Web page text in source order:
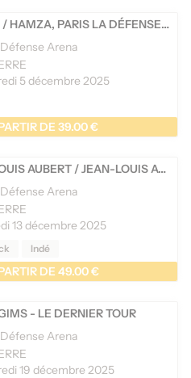
/ HAMZA, PARIS LA DÉFENSE ARENA
Arena
5 décembre 2025
DE 39.00 €
AUBERT /JEAN-LOUIS AUBERT - PAFINITOUR
Arena
13 décembre 2025
Indé
DE 49.00 €
- LE DERNIER TOUR
Arena
19 décembre 2025